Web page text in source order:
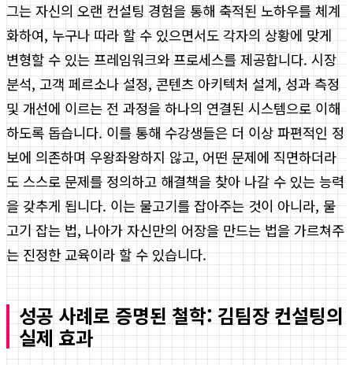
그는 자신의 오랜 컨설팅 경험을 통해 축적된 노하우를 체계
화하여, 누구나 따라 할 수 있으면서도 각자의 상황에 맞게
변형할 수 있는 프레임워크와 프로세스를 제공합니다. 시장
분석, 고객 페르소나 설정, 콘텐츠 아키텍처 설계, 성과 측정
및 개선에 이르는 전 과정을 하나의 연결된 시스템으로 이해
하도록 돕습니다. 이를 통해 수강생들은 더 이상 파편적인 정
보에 의존하며 우왕좌왕하지 않고, 어떤 문제에 직면하더라
도 스스로 문제를 정의하고 해결책을 찾아 나갈 수 있는 능력
을 갖추게 됩니다. 이는 물고기를 잡아주는 것이 아니라, 물
고기 잡는 법, 나아가 자신만의 어장을 만드는 법을 가르쳐주
는 진정한 교육이라 할 수 있습니다.
성공 사례로 증명된 철학: 김팀장 컨설팅의
실제 효과